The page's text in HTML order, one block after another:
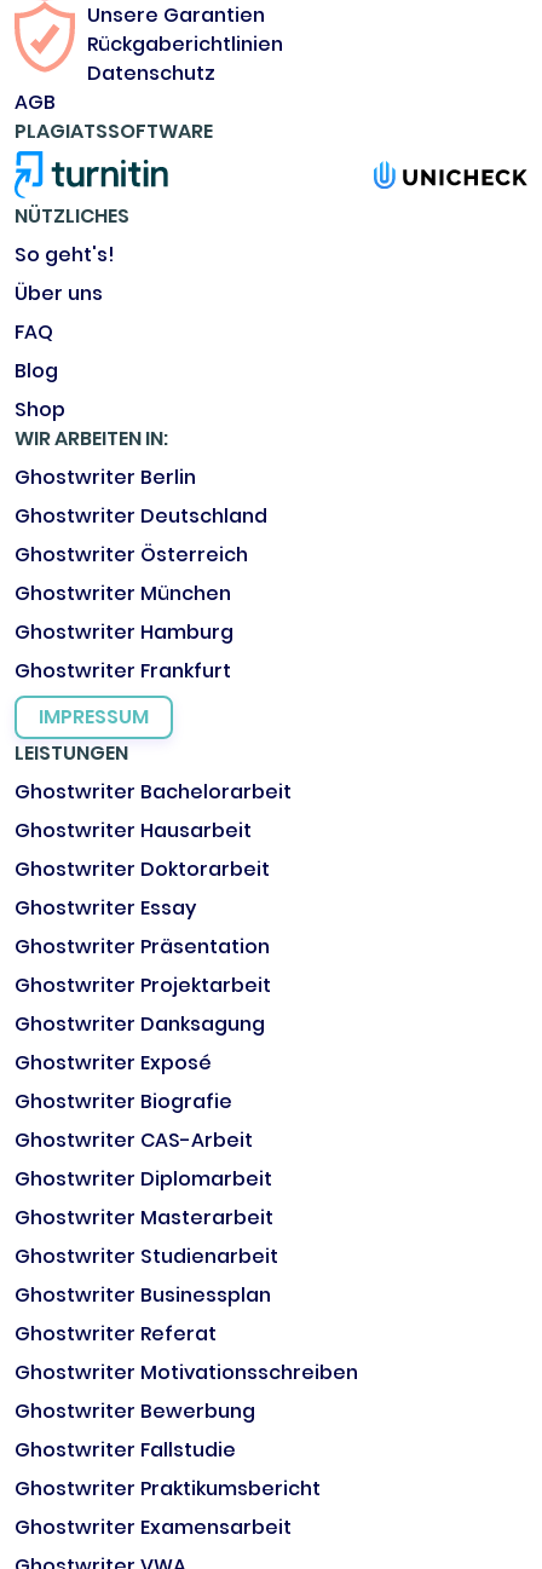
Unsere Garantien
Rückgaberichtlinien
Datenschutz
AGB
PLAGIATSSOFTWARE
NÜTZLICHES
So geht's!
Über uns
FAQ
Blog
Shop
WIR ARBEITEN IN:
Ghostwriter Berlin
Ghostwriter Deutschland
Ghostwriter Österreich
Ghostwriter München
Ghostwriter Hamburg
Ghostwriter Frankfurt
IMPRESSUM
LEISTUNGEN
Ghostwriter Bachelorarbeit
Ghostwriter Hausarbeit
Ghostwriter Doktorarbeit
Ghostwriter Essay
Ghostwriter Präsentation
Ghostwriter Projektarbeit
Ghostwriter Danksagung
Ghostwriter Exposé
Ghostwriter Biografie
Ghostwriter CAS-Arbeit
Ghostwriter Diplomarbeit
Ghostwriter Masterarbeit
Ghostwriter Studienarbeit
Ghostwriter Businessplan
Ghostwriter Referat
Ghostwriter Motivationsschreiben
Ghostwriter Bewerbung
Ghostwriter Fallstudie
Ghostwriter Praktikumsbericht
Ghostwriter Examensarbeit